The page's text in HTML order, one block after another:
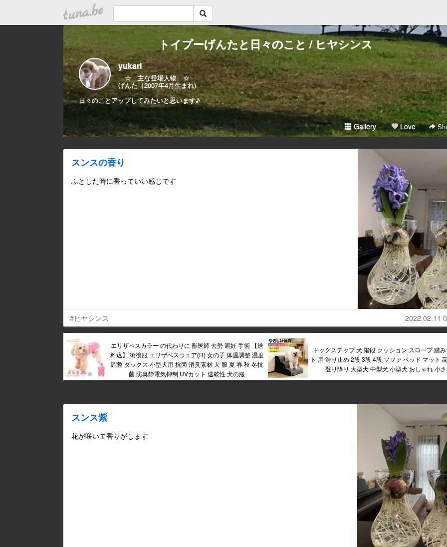
tuna.be
トイプーげんたと日々のこと / ヒヤシンス
yukari
☆ 主な登場人物 ☆
げんた（2007年4月生まれ)
日々のことアップしてみたいと思います♪
Gallery Love
スンスの香り
ふとした時に香っていい感じです
#ヒヤシンス 2022.02.11
エリザベスカラー の代わりに 獣医師 去勢 避妊 手術 【送
料込】 術後服 エリザベスウエア(R) 女の子 体温調整 温度
調整 ダックス 小型犬用 抗菌 消臭素材 犬 服 夏 春 秋 冬抗
菌 防臭静電気抑制 UVカット 速乾性 犬の服
ドッグステップ 犬 階段 クッション スロープ 踏
ト 用 滑り止め 2段 3段 4段 ソファ ベッド マット
登り降り 大型犬 中型犬 小型犬 おしゃれ 小
スンス紫
花が咲いて香りがします